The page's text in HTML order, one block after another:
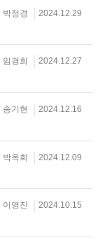
박정경 2024.12.29
임경희 2024.12.27
송기현 2024.12.16
박옥희 2024.12.09
이영진 2024.10.15